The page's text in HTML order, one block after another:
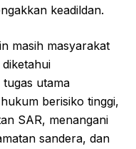
keadildan.
masih masyarakat
tugas utama
berisiko tinggi,
SAR, menangani
sandera, dan